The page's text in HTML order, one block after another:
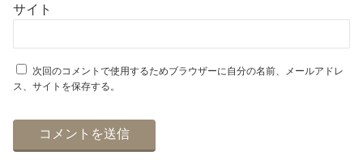
サイト
次回のコメントで使用するためブラウザーに自分の名前、メールアドレ
ス、サイトを保存する。